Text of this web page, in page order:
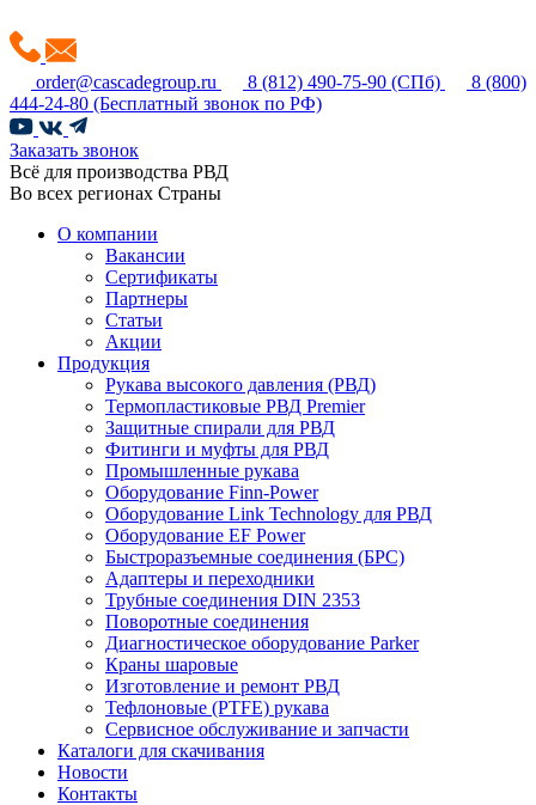
order@cascadegroup.ru 8 (812) 490-75-90 (СПб)
8 (800)
444-24-80 (Бесплатный звонок по РФ)
Заказать звонок
Всё для производства РВД
Во всех регионах Страны
О компании
Вакансии
Сертификаты
Партнеры
Статьи
Акции
Продукция
Рукава высокого давления (РВД)
Термопластиковые РВД Premier
Защитные спирали для РВД
Фитинги и муфты для РВД
Промышленные рукава
Оборудование Finn-Power
Оборудование Link Technology для РВД
Оборудование EF Power
Быстроразъемные соединения (БРС)
Адаптеры и переходники
Трубные соединения DIN 2353
Поворотные соединения
Диагностическое оборудование Parker
Краны шаровые
Изготовление и ремонт РВД
Тефлоновые (PTFE) рукава
Сервисное обслуживание и запчасти
Каталоги для скачивания
Новости
Контакты